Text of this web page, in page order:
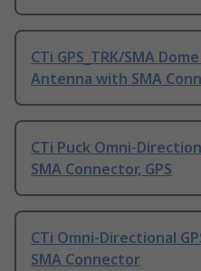
CTi GPS_TRK/SMA
Antenna with SMA
CTi Puck Omni-
SMA Connector, GPS
CTi Omni-Directional
SMA Connector